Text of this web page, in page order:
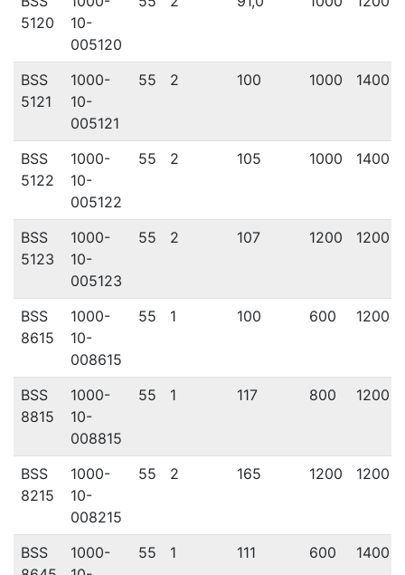
5120
10-
005120
BSS
5121
1000-
10-
005121
55 2 100 1000 1400
BSS
5122
1000-
10-
005122
55 2 105 1000 1400
BSS
5123
1000-
10-
005123
55 2 107 1200 1200
BSS
8615
1000-
10-
008615
55 1 100 600 1200
BSS
8815
1000-
10-
008815
55 1 117 800 1200
BSS
8215
1000-
10-
008215
55 2 165 1200 1200
BSS
1000-
55 1 111 600 1400